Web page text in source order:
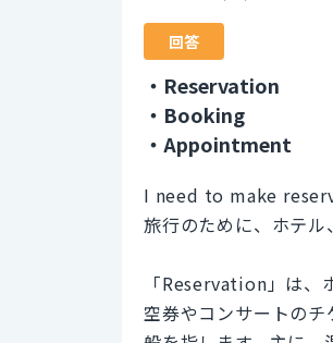
回答
・Reservation
・Booking
・Appointment
I need to make
旅行のために、ホテル
「Reservation」は、
空券やコンサートの